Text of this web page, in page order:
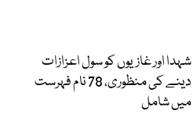
شہدا اور غازیوں کو سول اعزازات
دینے کی منظوری، 78 نام فہرست
میں شامل